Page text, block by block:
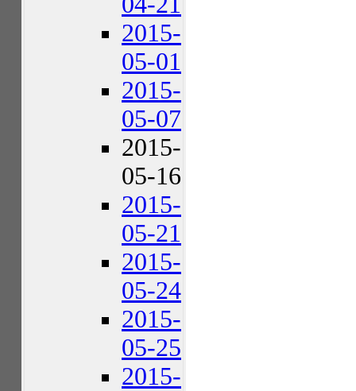
2015-
05-01
2015-
05-07
2015-
05-16
2015-
05-21
2015-
05-24
2015-
05-25
2015-